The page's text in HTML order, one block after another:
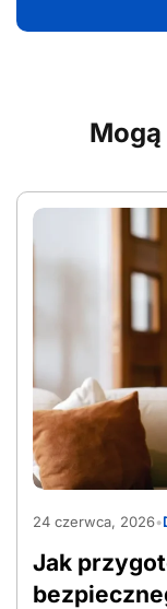
24 czerwca, 2026•
Jak